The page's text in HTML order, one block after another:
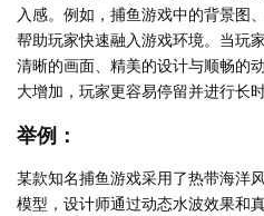
入感。例如，捕鱼游戏中的背景图
帮助玩家快速融入游戏环境。当玩
清晰的画面、精美的设计与顺畅的
大增加，玩家更容易停留并进行长时
举例：
某款知名捕鱼游戏采用了热带海洋
模型，设计师通过动态水波效果和